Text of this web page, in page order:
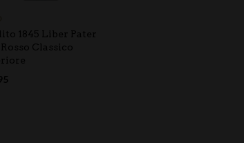
1845 Liber Pater
Classico